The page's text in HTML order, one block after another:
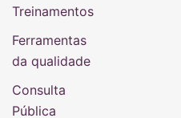
Treinamentos
Ferramentas
da qualidade
Consulta
Pública